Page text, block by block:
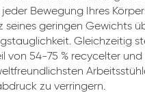
jeder Bewegung Ihres
seines geringen Gewichts
Gleichzeitig
von 54-75 % recycelter
zu verringern.